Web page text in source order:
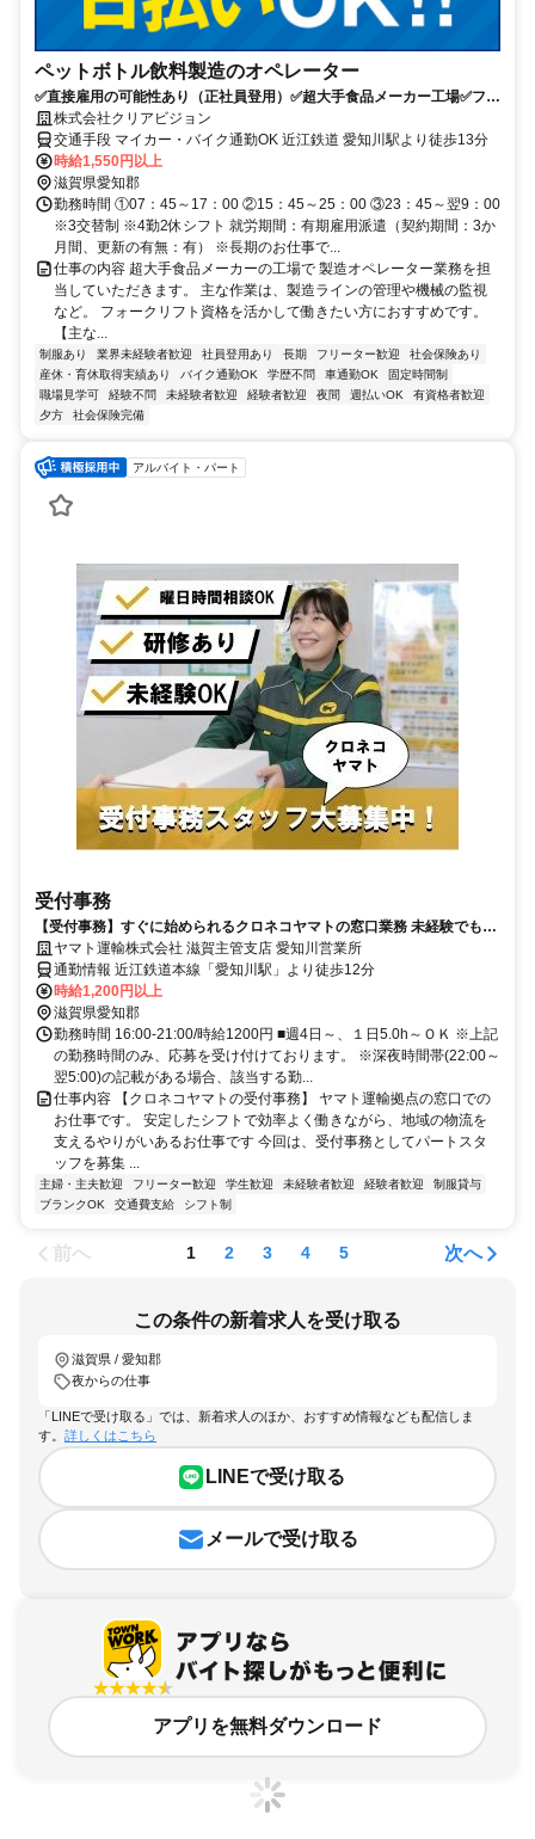
ペットボトル飲料製造のオペレーター
✅直接雇用の可能性あり（正社員登用）✅超大手食品メーカー工場✅フォ
ークリフト資格が活かせる
株式会社クリアビジョン
交通手段 マイカー・バイク通勤OK 近江鉄道 愛知川駅より徒歩13分
時給1,550円以上
滋賀県愛知郡
勤務時間 ①07：45～17：00 ②15：45～25：00 ③23：45～翌9：00
※3交替制 ※4勤2休シフト 就労期間：有期雇用派遣（契約期間：3か
月間、更新の有無：有） ※長期のお仕事で...
仕事の内容 超大手食品メーカーの工場で 製造オペレーター業務を担
当していただきます。 主な作業は、製造ラインの管理や機械の監視
など。 フォークリフト資格を活かして働きたい方におすすめです。
【主な...
制服あり 業界未経験者歓迎 社員登用あり 長期 フリーター歓迎
社会保険あり
産休・育休取得実績あり
バイク通勤OK 学歴不問 車通勤OK
固定時間制
職場見学可
経験不問 未経験者歓迎 経験者歓迎 夜間 週払いOK
有資格者歓迎
夕方
社会保険完備
アルバイト・パート
受付事務
【受付事務】すぐに始められるクロネコヤマトの窓口業務 未経験でも安
心 安定勤務で長く働ける【パート募集】
ヤマト運輸株式会社 滋賀主管支店 愛知川営業所
通勤情報 近江鉄道本線「愛知川駅」より徒歩12分
時給1,200円以上
滋賀県愛知郡
勤務時間 16:00-21:00/時給1200円 ■週4日～、１日5.0h～ＯＫ ※上記
の勤務時間のみ、応募を受け付けております。 ※深夜時間帯(22:00～
翌5:00)の記載がある場合、該当する勤...
仕事内容 【クロネコヤマトの受付事務】 ヤマト運輸拠点の窓口での
お仕事です。 安定したシフトで効率よく働きながら、地域の物流を
支えるやりがいあるお仕事です 今回は、受付事務としてパートスタ
ッフを募集 ...
主婦・主夫歓迎 フリーター歓迎 学生歓迎 未経験者歓迎 経験者歓迎
制服貸与
ブランクOK
交通費支給 シフト制
前へ 1 2 3 4 5 次へ
この条件の新着求人を受け取る
滋賀県 / 愛知郡
夜からの仕事
「LINEで受け取る」では、新着求人のほか、おすすめ情報なども配信しま
す。 詳しくはこちら
LINEで受け取る
メールで受け取る
アプリを無料ダウンロード